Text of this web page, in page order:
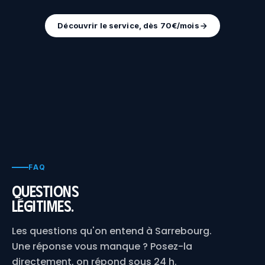
Découvrir le service, dès 70€/mois
FAQ
Questions
légitimes.
Les questions qu'on entend à Sarrebourg.
Une réponse vous manque ? Posez-la
directement, on répond sous 24 h.